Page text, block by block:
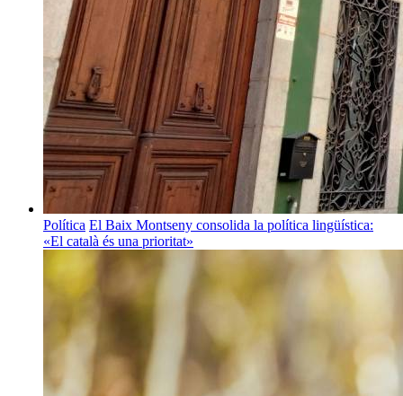
Política El Baix Montseny consolida la política lingüística:
«El català és una prioritat»